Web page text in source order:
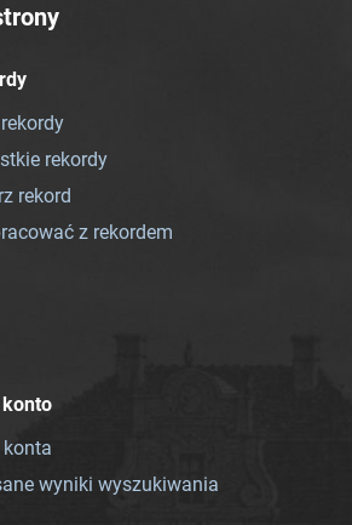
rekordy
rekord
z rekordem
konta
wyniki wyszukiwania